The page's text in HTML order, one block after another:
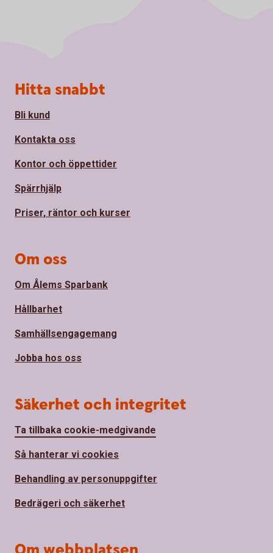
Sidfot
Hitta snabbt
Bli kund
Kontakta oss
Kontor och öppettider
Spärrhjälp
Priser, räntor och kurser
Om oss
Om Ålems Sparbank
Hållbarhet
Samhällsengagemang
Jobba hos oss
Säkerhet och integritet
Ta tillbaka cookie-medgivande
Så hanterar vi cookies
Behandling av personuppgifter
Bedrägeri och säkerhet